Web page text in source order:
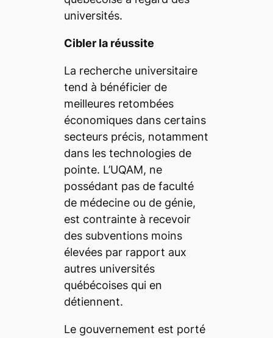
universités.
Cibler la réussite
La recherche universitaire
tend à bénéficier de
meilleures retombées
économiques dans certains
secteurs précis, notamment
dans les technologies de
pointe. L’UQAM, ne
possédant pas de faculté
de médecine ou de génie,
est contrainte à recevoir
des subventions moins
élevées par rapport aux
autres universités
québécoises qui en
détiennent.
Le gouvernement est porté